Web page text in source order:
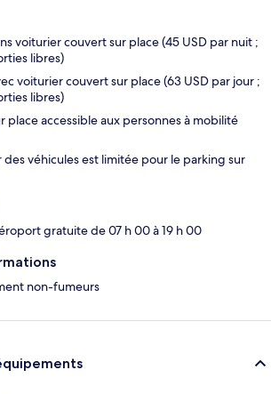
voiturier couvert sur place (45 USD par nuit ;
libres)
voiturier couvert sur place (63 USD par jour ;
libres)
place accessible aux personnes à mobilité
des véhicules est limitée pour le parking sur
gratuite de 07 h 00 à 19 h 00
non-fumeurs